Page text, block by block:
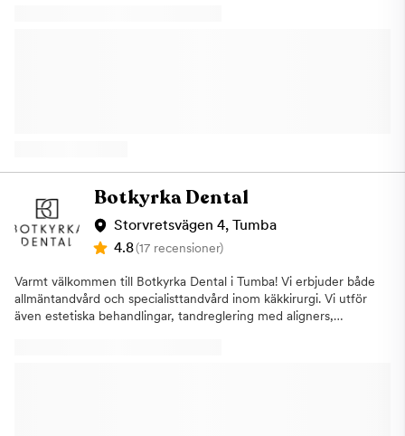
Botkyrka Dental
Storvretsvägen 4, Tumba
4.8(17 recensioner)
Varmt välkommen till Botkyrka Dental i Tumba! Vi erbjuder både
allmäntandvård och specialisttandvård inom käkkirurgi. Vi utför
även estetiska behandlingar, tandreglering med aligners,